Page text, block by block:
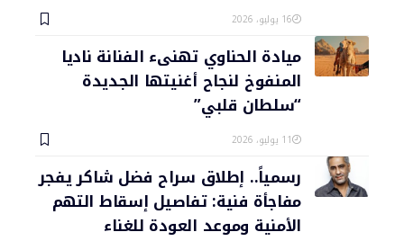
16 يوليو، 2026
ميادة الحناوي تهنىء الفنانة ناديا
المنفوخ لنجاح أغنيتها الجديدة
“سلطان قلبي”
11 يوليو، 2026
رسمياً.. إطلاق سراح فضل شاكر يفجر
مفاجأة فنية: تفاصيل إسقاط التهم
الأمنية وموعد العودة للغناء